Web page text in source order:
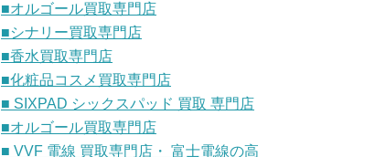
■オルゴール買取専門店
■シナリー買取専門店
■香水買取専門店
■化粧品コスメ買取専門店
■ SIXPAD シックスパッド 買取 専門店
■オルゴール買取専門店
■ VVF 電線 買取専門店・ 富士電線の高